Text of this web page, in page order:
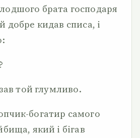
брата господаря
добре кидав списа, і
той глумливо.
богатир самого
який і бігав